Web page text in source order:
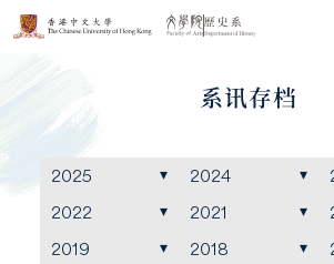
系讯存档
2025 2024
2022
2021
2019
2018